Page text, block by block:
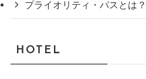
プライオリティ・パスとは？
HOTEL